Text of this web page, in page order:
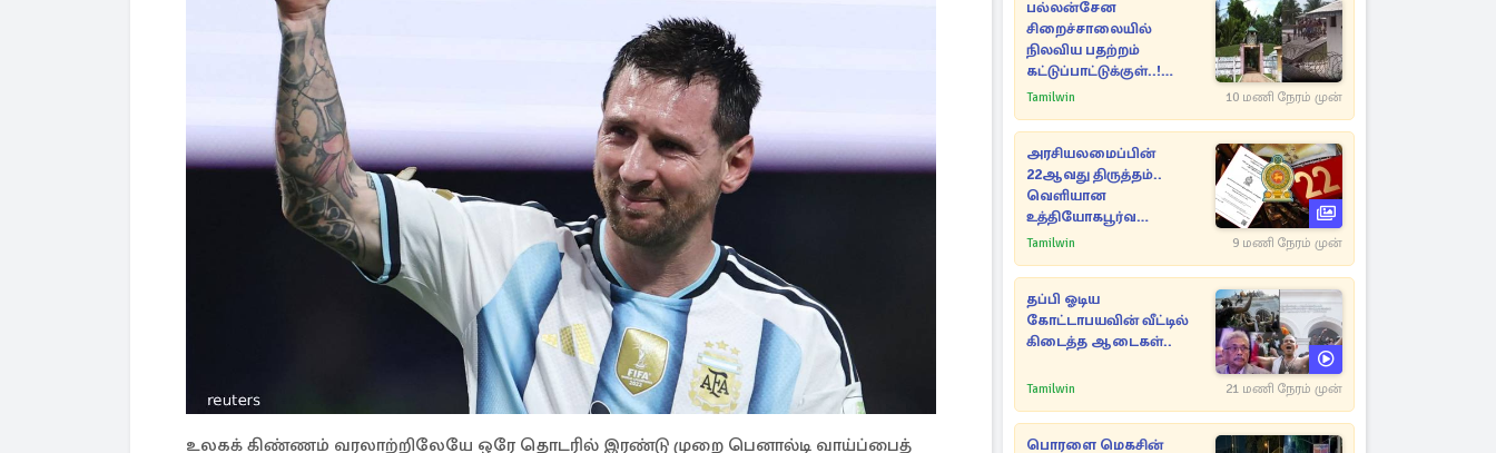
உலகக் கிண்ணம் வரலாற்றிலேயே ஒரே தொடரில் இரண்டு முறை பெனால்டி வாய்ப்பைத்
பல்லன்சேன
சிறைச்சாலையில்
நிலவிய பதற்றம்
கட்டுப்பாட்டுக்குள்..!
அதிரடியாக களமிறங்கிய
Tamilwin 10 மணி நேரம் முன்
அரசியலமைப்பின்
22ஆவது திருத்தம்..
வெளியான
உத்தியோகபூர்வ
அறிவிப்பு!
Tamilwin 9 மணி நேரம் முன்
தப்பி ஓடிய
கோட்டாபயவின் வீட்டில்
கிடைத்த ஆடைகள்..
Tamilwin 21 மணி நேரம் முன்
பொரளை மெகசின்